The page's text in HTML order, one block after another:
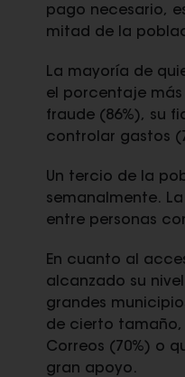
pago necesario,
mitad de la
La mayoría de
el porcentaje
fraude (86%), su
controlar gastos
Un tercio de la
semanalmente.
entre personas
En cuanto al
alcanzado su
grandes
de cierto
Correos (70%) o
gran apoyo.